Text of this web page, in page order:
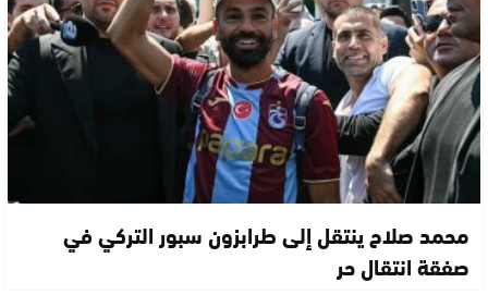
محمد صلاح ينتقل إلى طرابزون سبور التركي في
صفقة انتقال حر